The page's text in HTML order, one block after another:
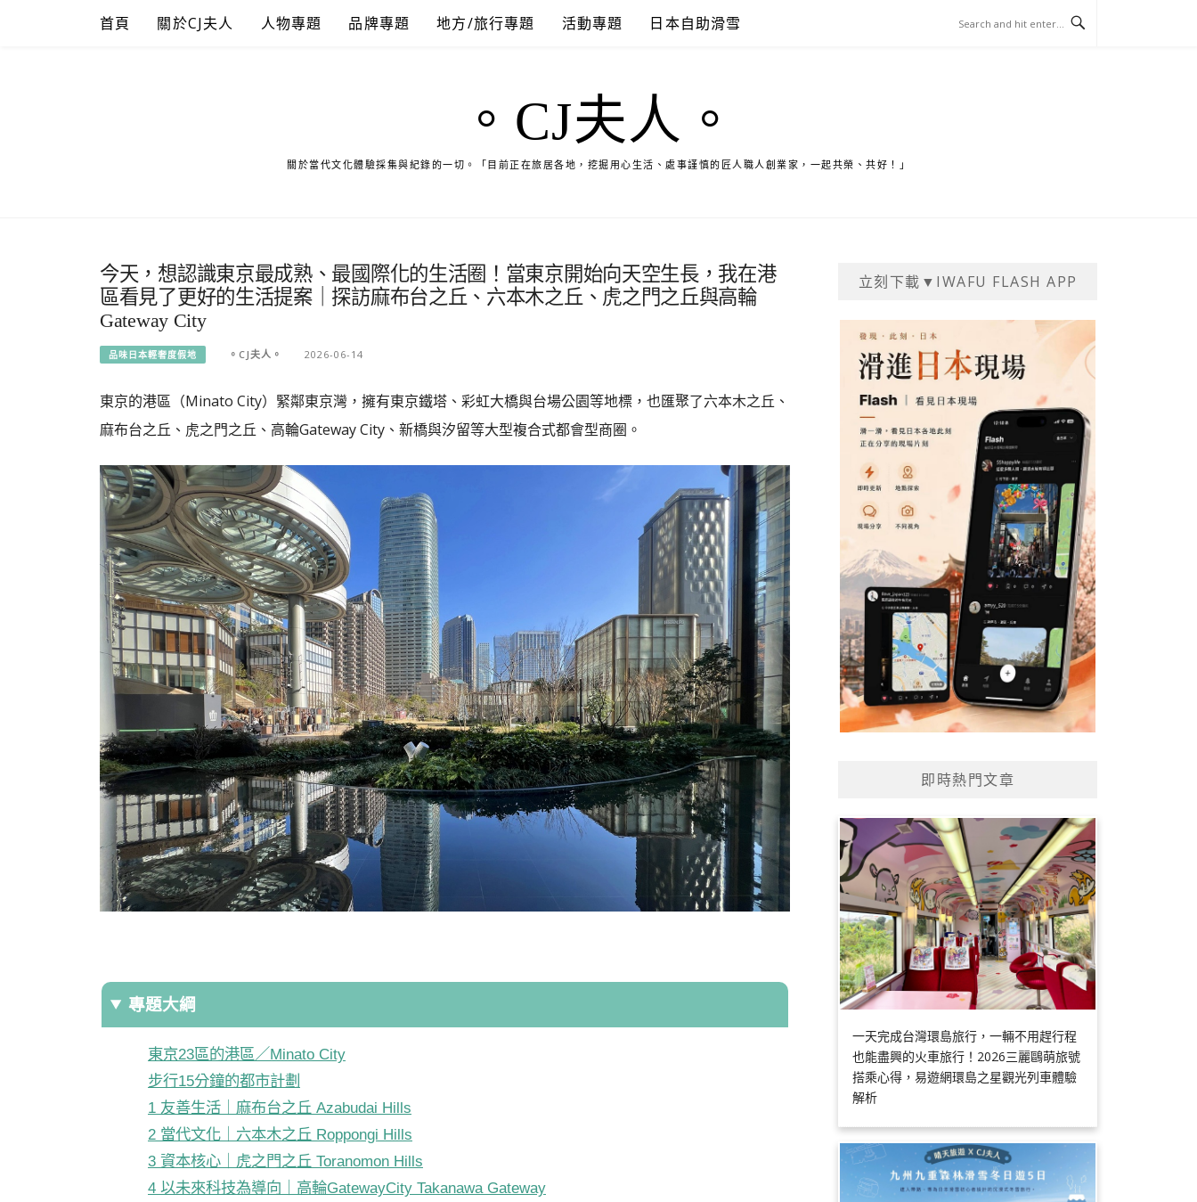
首頁 關於CJ夫人 人物專題 品牌專題 地方/旅行專題 活動專題 日本自助滑雪
。CJ夫人。
關於當代文化體驗採集與紀錄的一切。「目前正在旅居各地，挖掘用心生活、處事謹慎的匠人職人創業家，一起共榮、共好！」
今天，想認識東京最成熟、最國際化的生活圈！當東京開始向天空生長，我在港
區看見了更好的生活提案｜探訪麻布台之丘、六本木之丘、虎之門之丘與高輪
Gateway City
品味日本輕奢度假地 。CJ夫人。 2026-06-14
東京的港區（Minato City）緊鄰東京灣，擁有東京鐵塔、彩虹大橋與台場公園等地標，也匯聚了六本木之丘、
麻布台之丘、虎之門之丘、高輪Gateway City、新橋與汐留等大型複合式都會型商圈。
專題大綱
東京23區的港區／Minato City
步行15分鐘的都市計劃
1 友善生活｜麻布台之丘 Azabudai Hills
2 當代文化｜六本木之丘 Roppongi Hills
3 資本核心｜虎之門之丘 Toranomon Hills
4 以未來科技為導向｜高輪GatewayCity Takanawa Gateway
立刻下載▼IWAFU FLASH APP
即時熱門文章
一天完成台灣環島旅行，一輛不用趕行程
也能盡興的火車旅行！2026三麗鷗萌旅號
搭乘心得，易遊網環島之星觀光列車體驗
解析